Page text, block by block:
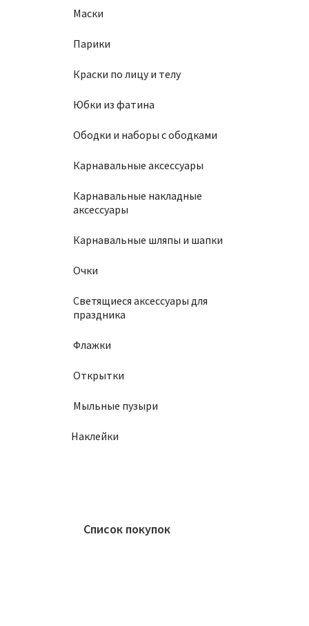
Маски
Парики
Краски по лицу и телу
Юбки из фатина
Ободки и наборы с ободками
Карнавальные аксессуары
Карнавальные накладные
аксессуары
Карнавальные шляпы и шапки
Очки
Светящиеся аксессуары для
праздника
Флажки
Открытки
Мыльные пузыри
Наклейки
Список покупок